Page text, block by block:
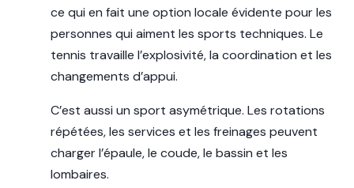
ce qui en fait une option locale évidente pour les
personnes qui aiment les sports techniques. Le
tennis travaille l’explosivité, la coordination et les
changements d’appui.
C’est aussi un sport asymétrique. Les rotations
répétées, les services et les freinages peuvent
charger l’épaule, le coude, le bassin et les
lombaires.